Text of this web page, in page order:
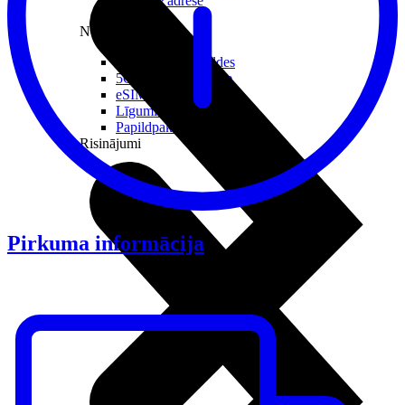
Noderīgi
Jautājumi un atbildes
5G pārklājuma karte
eSIM tehnoloģija
Līgumi un noteikumi
Papildpakalpojumi
Risinājumi
Pirkuma informācija